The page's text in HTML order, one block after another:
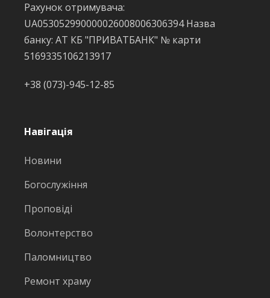
Рахунок отримувача:
UA053052990000026008006306394 Назва
банку: АТ КБ "ПРИВАТБАНК" № карти
5169335106213917
+38 (073)-945-12-85
Навігація
Новини
Богослужіння
Проповіді
Волонтерство
Паломництво
Ремонт храму